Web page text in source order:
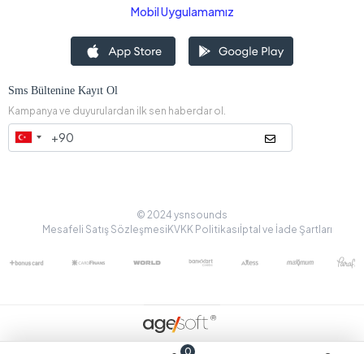
Mobil Uygulamamız
Sms Bültenine Kayıt Ol
Kampanya ve duyurulardan ilk sen haberdar ol.
© 2024 ysnsounds
Mesafeli Satış Sözleşmesi KVKK Politikasıİptal ve İade Şartları
0